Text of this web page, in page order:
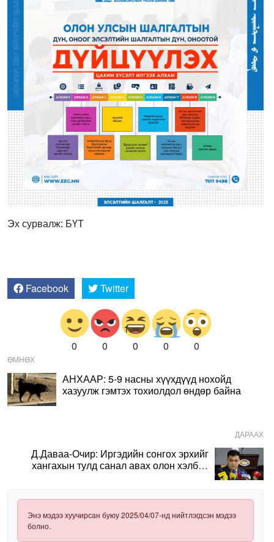
Эх сурвалж: БҮТ
Facebook Twitter
0 0 0 0 0
ӨМНӨХ
АНХААР: 5-9 насны хүүхдүүд нохойд
хазуулж гэмтэх тохиолдол өндөр байна
ДАРААХ
Д.Даваа-Очир: Иргэдийн сонгох эрхийг
хангахын тулд санал авах олон хэлбэр
Энэ мэдээ хуучирсан буюу 2025/04/07-нд нийтлэгдсэн мэдээ
болно.